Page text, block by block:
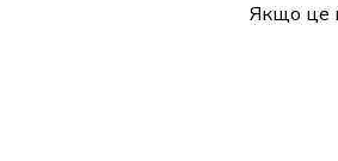
Якщо це